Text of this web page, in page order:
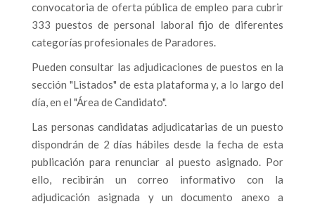
convocatoria de oferta pública de empleo para cubrir
333 puestos de personal laboral fijo de diferentes
categorías profesionales de Paradores.
Pueden consultar las adjudicaciones de puestos en la
sección "Listados" de esta plataforma y, a lo largo del
día, en el "Área de Candidato".
Las personas candidatas adjudicatarias de un puesto
dispondrán de 2 días hábiles desde la fecha de esta
publicación para renunciar al puesto asignado. Por
ello, recibirán un correo informativo con la
adjudicación asignada y un documento anexo a